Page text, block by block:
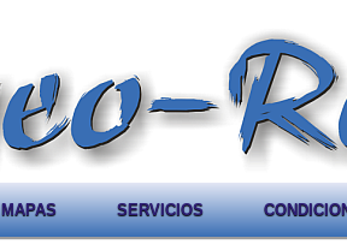
MAPAS SERVICIOS